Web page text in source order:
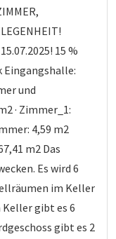
15 %
Eingangshalle:
und
· Zimmer_1:
4,59 m2
m2 Das
Es wird 6
im Keller
gibt es 6
gibt es 2